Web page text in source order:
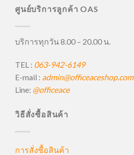
ศูนย์บริการลูกค้า OAS
บริการทุกวัน 8.00 – 20.00 น.
TEL : 063-942-6149
E-mail : admin@officeaceshop.com
Line: @officeace
วิธีสั่งซื้อสินค้า
การสั่งซื้อสินค้า